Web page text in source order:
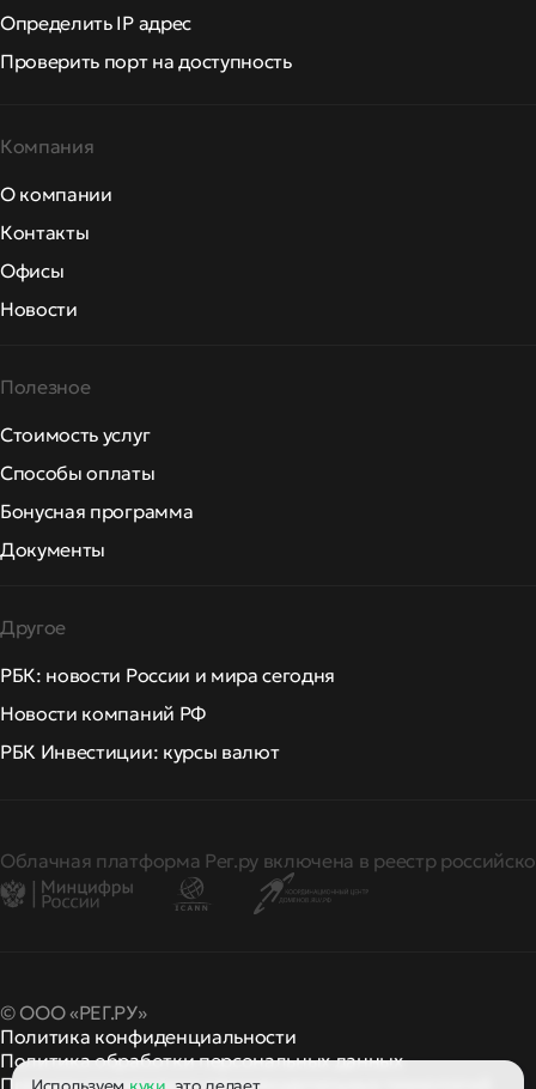
Определить IP адрес
Проверить порт на доступность
Компания
О компании
Контакты
Офисы
Новости
Полезное
Стоимость услуг
Способы оплаты
Бонусная программа
Документы
Другое
РБК: новости России и мира сегодня
Новости компаний РФ
РБК Инвестиции: курсы валют
Облачная платформа Рег.ру включена в реестр
© ООО «РЕГ.РУ»
Политика конфиденциальности
Политика обработки персональных данных
Правила применения рекомендательных технологий